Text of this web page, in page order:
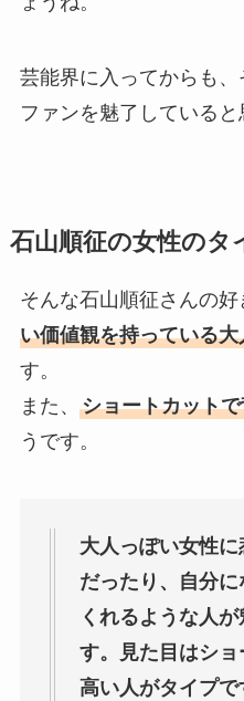
芸能界に入ってからも
ファンを魅了していると
石山順征の女性のタ
そんな石山順征さんの好
い価値観を持っている
す。
また、 ショートカット
うです。
大人っぽい女性
だったり、自分
くれるような人
す。見た目はシ
高い人がタイプで